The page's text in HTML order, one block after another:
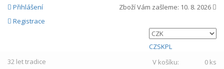
Přihlášení
Registrace
Zboží Vám zašleme: 10. 8. 2026
CZSKPL
32 lettradice
V košíku:
0 ks